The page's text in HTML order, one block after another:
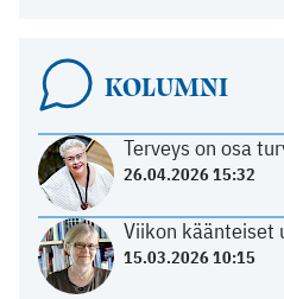
KOLUMNI
Terveys on osa
26.04.2026 15:32
Viikon käänteiset
15.03.2026 10:15